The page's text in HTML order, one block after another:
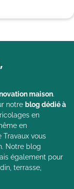
maison.
notre blog dédié à
en
en
vous
Notre blog
également pour
terrasse,